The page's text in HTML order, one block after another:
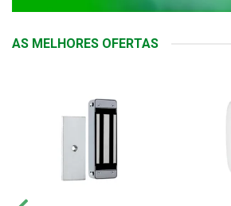
AS MELHORES OFERTAS